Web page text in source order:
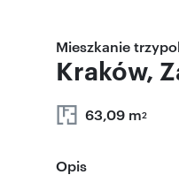
Mieszkanie
Kraków,
63,09 m2
Opis